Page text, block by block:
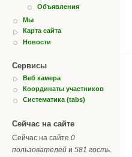
Объявления
Мы
Карта сайта
Новости
Сервисы
Веб камера
Координаты участников
Систематика (tabs)
Сейчас на сайте
Сейчас на сайте 0
пользователей и 581 гость